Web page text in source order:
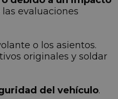
evaluaciones
o los asientos.
originales y soldar
del vehículo.